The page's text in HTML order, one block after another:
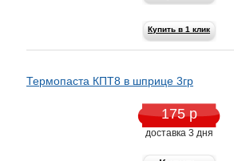
Купить в 1 клик
Термопаста КПТ8 в шприце 3гр
175 р
доставка 3 дня